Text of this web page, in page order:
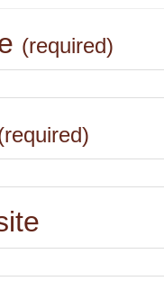
(required)